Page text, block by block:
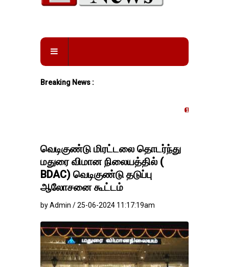
Breaking News :
தங்கம்-வெள்ளி விலை
வெடிகுண்டு மிரட்டலை தொடர்ந்து
மதுரை விமான நிலையத்தில் (
BDAC) வெடிகுண்டு தடுப்பு
ஆலோசனை கூட்டம்
by Admin / 25-06-2024 11:17:19am